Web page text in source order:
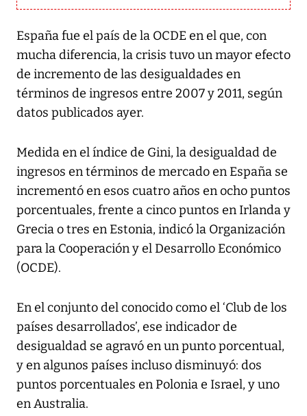
España fue el país de la OCDE en el que, con
mucha diferencia, la crisis tuvo un mayor efecto
de incremento de las desigualdades en
términos de ingresos entre 2007 y 2011, según
datos publicados ayer.
Medida en el índice de Gini, la desigualdad de
ingresos en términos de mercado en España se
incrementó en esos cuatro años en ocho puntos
porcentuales, frente a cinco puntos en Irlanda y
Grecia o tres en Estonia, indicó la Organización
para la Cooperación y el Desarrollo Económico
(OCDE).
En el conjunto del conocido como el ‘Club de los
países desarrollados’, ese indicador de
desigualdad se agravó en un punto porcentual,
y en algunos países incluso disminuyó: dos
puntos porcentuales en Polonia e Israel, y uno
en Australia.